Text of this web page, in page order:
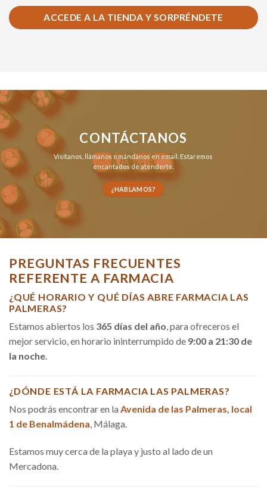
ACCEDE A LA TIENDA Y SORPRÉNDETE
CONTÁCTANOS
Visítanos, llámanosomándanos en email . Estaremos
encantados de atenderte.
¿HABLAMOS?
PREGUNTAS FRECUENTES
REFERENTE A FARMACIA
¿QUÉ HORARIO Y QUÉ DÍAS ABRE FARMACIA LAS
PALMERAS?
Estamos abiertos los 365 días del año, para ofreceros el
mejor servicio, en horario ininterrumpido de 9:00 a 21:30 de
la noche.
¿DÓNDE ESTÁ LA FARMACIA LAS PALMERAS?
Nos podrás encontrar en la Avenida de las Palmeras, local
1 de Benalmádena, Málaga.
Estamos muy cerca de la playa y justo al lado de un
Mercadona.